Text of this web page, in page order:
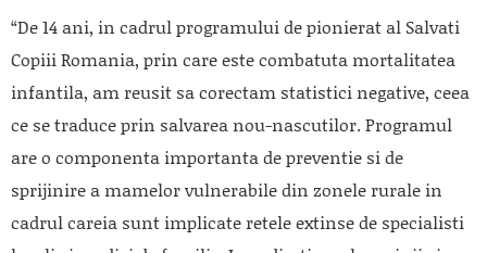
“De 14 ani, in cadrul programului de pionierat al Salvati
Copiii Romania, prin care este combatuta mortalitatea
infantila, am reusit sa corectam statistici negative, ceea
ce se traduce prin salvarea nou-nascutilor. Programul
are o componenta importanta de preventie si de
sprijinire a mamelor vulnerabile din zonele rurale in
cadrul careia sunt implicate retele extinse de specialisti